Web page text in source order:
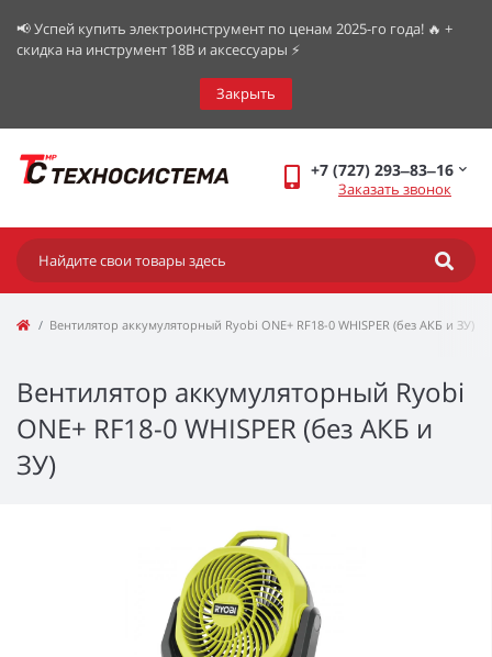
📢 Успей купить электроинструмент по ценам 2025-го года! 🔥 +
скидка на инструмент 18В и аксессуары ⚡️
Закрыть
+7 (727) 293‒83‒16
Заказать звонок
Вентилятор аккумуляторный Ryobi ONE+ RF18-0 WHISPER (без АКБ и ЗУ)
Вентилятор аккумуляторный Ryobi
ONE+ RF18-0 WHISPER (без АКБ и
ЗУ)